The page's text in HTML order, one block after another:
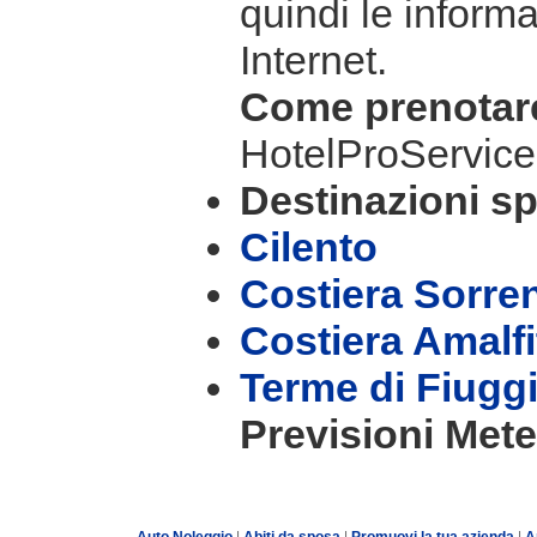
quindi le
Internet.
Come
Destinazioni
Cilento
Costiera
Costiera
Terme di Fiuggi
Previsioni